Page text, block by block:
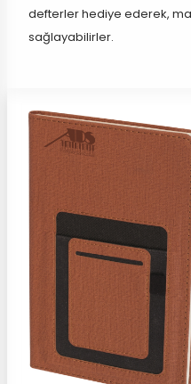
defterler hediye ederek,
sağlayabilirler.